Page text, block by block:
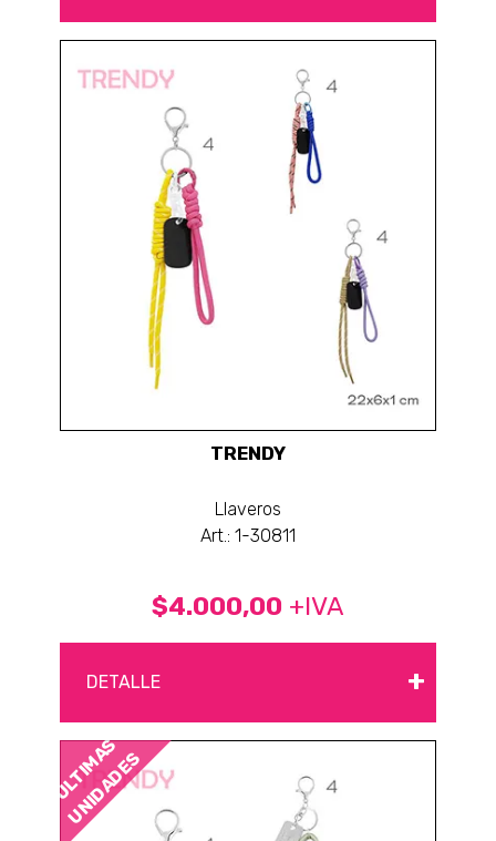
TRENDY
Llaveros
Art.: 1-30811
$4.000,00 +IVA
DETALLE +
ÚLTIMAS
UNIDADES